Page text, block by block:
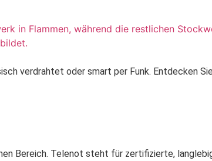
verdrahtet oder smart per Funk. Entdecken
Bereich. Telenot steht für zertifizierte,